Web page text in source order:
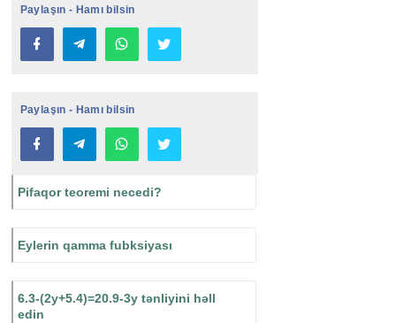
Paylaşın - Hamı bilsin
Paylaşın - Hamı bilsin
Pifaqor teoremi necedi?
Eylerin qamma fubksiyası
6.3-(2y+5.4)=20.9-3y tənliyini həll
edin